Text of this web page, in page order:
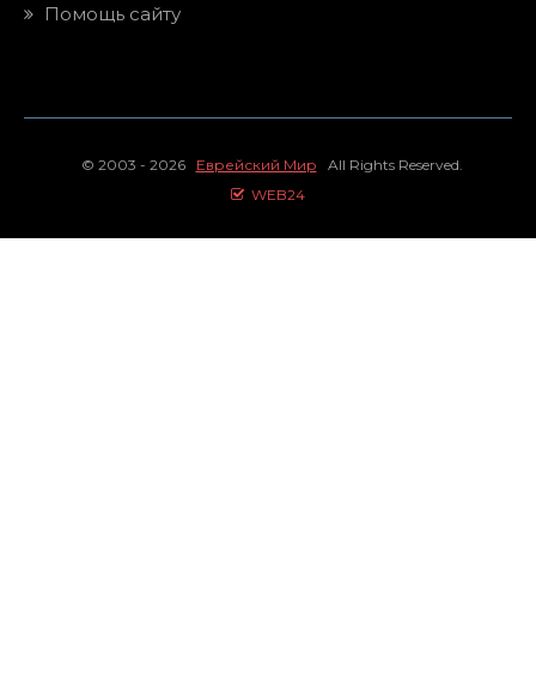
Помощь сайту
© 2003 - 2026 Еврейский Мир All Rights Reserved.
WEB24